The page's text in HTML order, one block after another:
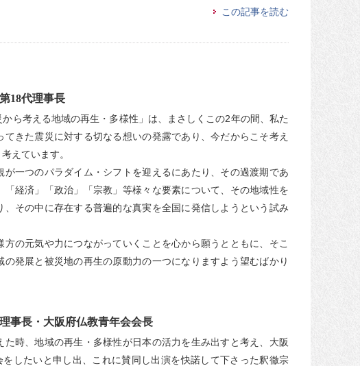
この記事を読む
18代理事長
ら考える地域の再生・多様性」は、まさしくこの2年の間、私た
きた震災に対する切なる想いの発露であり、今だからこそ考え
えています。
一つのパラダイム・シフトを迎えるにあたり、その過渡期であ
経済」「政治」「宗教」等様々な要素について、その地域性を
その中に存在する普遍的な真実を全国に発信しようという試み
の元気や力につながっていくことを心から願うとともに、そこ
発展と被災地の再生の原動力の一つになりますよう望むばかり
事長・大阪府仏教青年会会長
時、地域の再生・多様性が日本の活力を生み出すと考え、大阪
をしたいと申し出、これに賛同し出演を快諾して下さった釈徹宗